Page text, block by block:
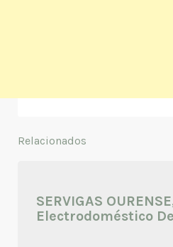
Relacionados
SERVIGAS
Electrodoméstico